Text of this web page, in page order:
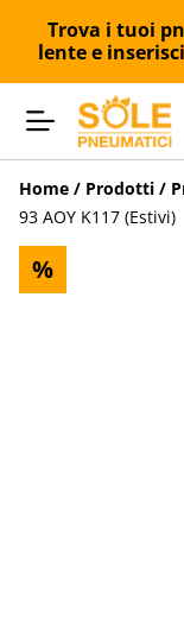
Trova i tuoi
lente e
Home / Prodotti /
93 AOY K117 (Estivi)
%